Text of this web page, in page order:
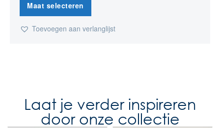
Maat selecteren
Toevoegen aan verlanglijst
Laat je verder inspireren
door onze collectie